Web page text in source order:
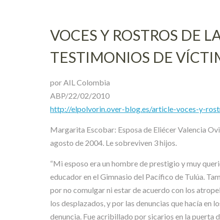
VOCES Y ROSTROS DE
TESTIMONIOS DE
por AIL Colombia
ABP/22/02/2010
http://elpolvorin.over-blog.es/article-voces-y-
Margarita Escobar: Esposa de Eliécer Valencia
agosto de 2004. Le sobreviven 3 hijos.
“Mi esposo era un hombre de prestigio y muy
educador en el Gimnasio del Pacífico de Tulúa.
por no comulgar ni estar de acuerdo con los
los desplazados, y por las denuncias que hacía en
denuncia. Fue acribillado por sicarios en la puerta